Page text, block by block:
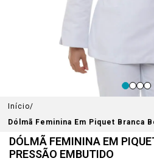
Início
Dólmã Feminina Em Piquet Branca
DÓLMÃ FEMININA EM
PRESSÃO EMBUTIDO